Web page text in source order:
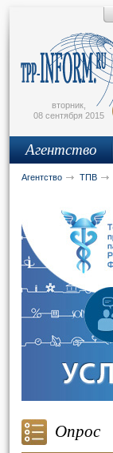
вторник,
08 сентября 2015
Агентство
Агентство ТПВ
Опрос